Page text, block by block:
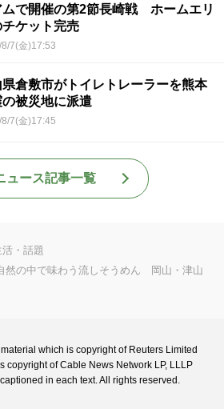
ムで開催の第2節長崎戦 ホームエリ
チケット完売
7(金)17:53
県倉敷市がトイレトレーラーを熊本
被災地に派遣
7(金)17:45
ュース記事一覧
活・話題
然の中で味わう流しそうめん 岡山・津山
which is copyright of Reuters Limited
copyright of Cable News Network LP, LLLP
in each text. All rights reserved.